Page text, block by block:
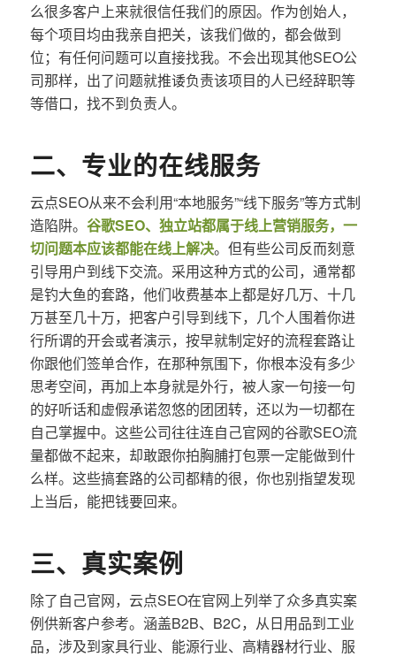
么很多客户上来就很信任我们的原因。作为创始人，
每个项目均由我亲自把关，该我们做的，都会做到
位；有任何问题可以直接找我。不会出现其他SEO公
司那样，出了问题就推诿负责该项目的人已经辞职等
等借口，找不到负责人。
二、专业的在线服务
云点SEO从来不会利用“本地服务”“线下服务”等方式制
造陷阱。 谷歌SEO、独立站都属于线上营销服务，一
切问题本应该都能在线上解决。但有些公司反而刻意
引导用户到线下交流。采用这种方式的公司，通常都
是钓大鱼的套路，他们收费基本上都是好几万、十几
万甚至几十万，把客户引导到线下，几个人围着你进
行所谓的开会或者演示，按早就制定好的流程套路让
你跟他们签单合作，在那种氛围下，你根本没有多少
思考空间，再加上本身就是外行，被人家一句接一句
的好听话和虚假承诺忽悠的团团转，还以为一切都在
自己掌握中。这些公司往往连自己官网的谷歌SEO流
量都做不起来，却敢跟你拍胸脯打包票一定能做到什
么样。这些搞套路的公司都精的很，你也别指望发现
上当后，能把钱要回来。
三、真实案例
除了自己官网，云点SEO在官网上列举了众多真实案
例供新客户参考。涵盖B2B、B2C，从日用品到工业
品，涉及到家具行业、能源行业、高精器材行业、服